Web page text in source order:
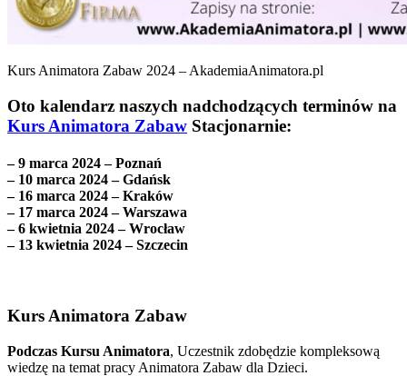
Kurs Animatora Zabaw 2024 – AkademiaAnimatora.pl
Oto kalendarz naszych nadchodzących terminów na
Kurs Animatora Zabaw Stacjonarnie:
– 9 marca 2024 – Poznań
– 10 marca 2024 – Gdańsk
– 16 marca 2024 – Kraków
– 17 marca 2024 – Warszawa
– 6 kwietnia 2024 – Wrocław
– 13 kwietnia 2024 – Szczecin
Kurs Animatora Zabaw
Podczas Kursu Animatora, Uczestnik zdobędzie kompleksową
wiedzę na temat pracy Animatora Zabaw dla Dzieci.